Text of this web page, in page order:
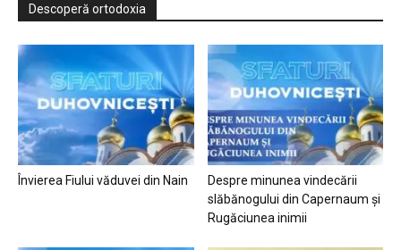
Descoperă ortodoxia
Învierea Fiului văduvei din Nain
Despre minunea vindecării
slăbănogului din Capernaum și
Rugăciunea inimii